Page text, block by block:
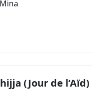
(Jour de l’Aïd)